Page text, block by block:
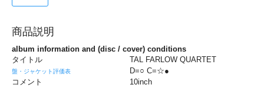
商品説明
album information and (disc / cover) conditions
タイトル
TAL FARLOW QUARTET
盤・ジャケット評価表
D=○ C=☆●
コメント
10inch